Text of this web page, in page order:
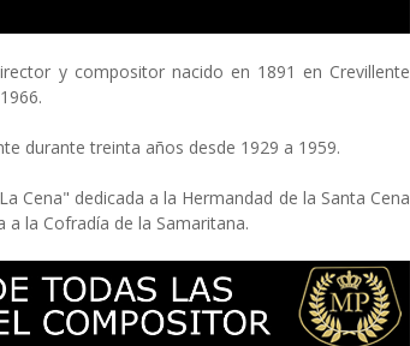
y compositor nacido en 1891 en Crevillente
durante treinta años desde 1929 a 1959.
Cena" dedicada a la Hermandad de la Santa Cena
a la Cofradía de la Samaritana.